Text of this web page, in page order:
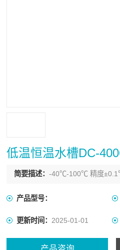
低温恒温水槽DC-
简要描述： -40℃-100℃ 精度
产品型号：
更新时间：2025-01-01